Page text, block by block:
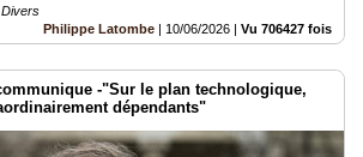
Philippe Latombe | 10/06/2026 | Vu 706427 fois
-"Sur le plan technologique,
dépendants"